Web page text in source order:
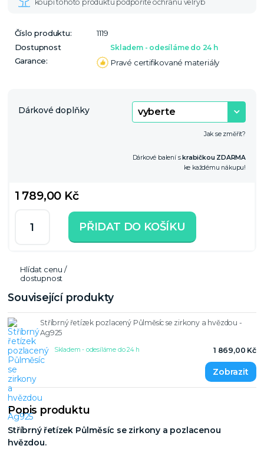
Číslo produktu:
1119
Dostupnost
Skladem - odesíláme do 24 h
Garance: Pravé certifikované materiály
Dárkové doplňky
Jak se změřit?
Dárkové balení s krabičkou ZDARMA
ke každému nákupu!
1 789,00 Kč
PŘIDAT DO KOŠÍKU
Hlídat cenu /
dostupnost
Související produkty
Stříbrný řetízek pozlacený Půlměsíc se zirkony a hvězdou -
Ag925
1 869,00 Kč
Skladem - odesíláme do 24 h
Popis produktu
Stříbrný řetízek Půlměsíc se zirkony a pozlacenou
hvězdou.